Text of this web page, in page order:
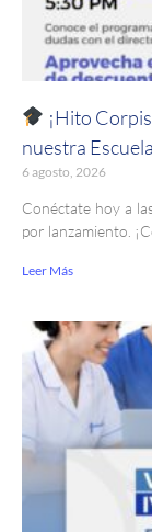
¡Hito
nuestra
6 agosto, 2026
Conéctate hoy a
por lanzamiento.
Leer Más